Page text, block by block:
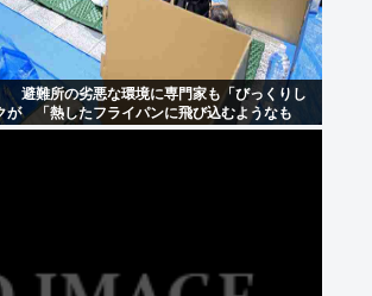
避難所の劣悪な環境に専門家も「びっくりし
「熱したフライパンに飛び込むようなも